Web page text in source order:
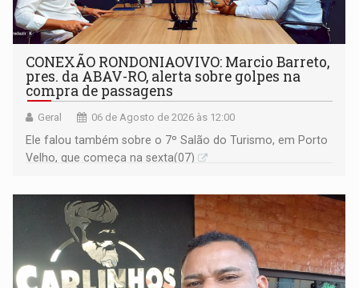
CONEXÃO RONDONIAOVIVO: Marcio Barreto,
pres. da ABAV-RO, alerta sobre golpes na
compra de passagens
Geral 06 de Agosto de 2026 às 12:00
Ele falou também sobre o 7º Salão do Turismo, em Porto
Velho, que começa na sexta(07)